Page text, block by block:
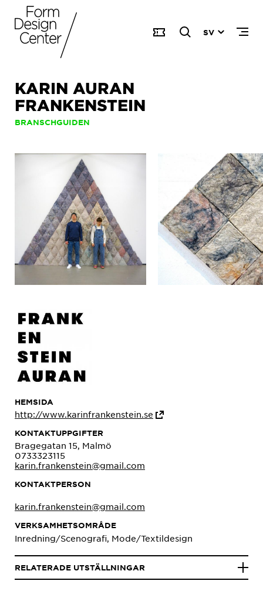
SV
KARIN AURAN
FRANKENSTEIN
BRANSCHGUIDEN
HEMSIDA
http://www.karinfrankenstein.se
KONTAKTUPPGIFTER
Bragegatan 15, Malmö
0733323115
karin.frankenstein@gmail.com
KONTAKTPERSON
karin.frankenstein@gmail.com
VERKSAMHETSOMRÅDE
Inredning/Scenografi, Mode/Textildesign
RELATERADE UTSTÄLLNINGAR